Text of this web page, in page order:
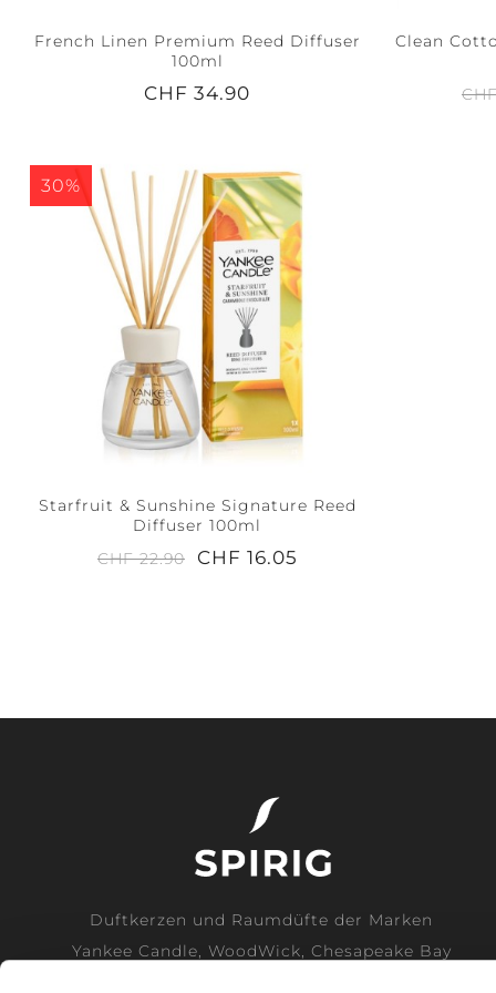
French Linen Premium Reed Diffuser
100ml
CHF 34.90
Clean
30%
Starfruit & Sunshine Signature Reed
Diffuser 100ml
CHF 22.90
CHF 16.05
Duftkerzen und Raumdüfte der Marken
Yankee Candle, WoodWick, Chesapeake Bay